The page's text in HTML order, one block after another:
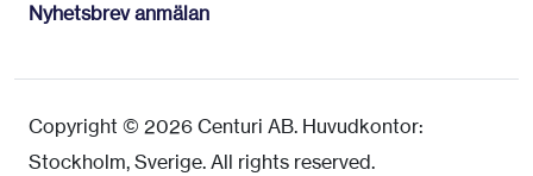
Nyhetsbrev anmälan
Copyright © 2026 Centuri AB. Huvudkontor:
Stockholm, Sverige. All rights reserved.